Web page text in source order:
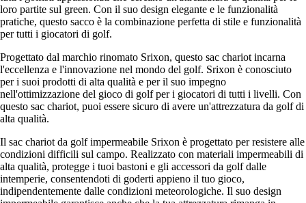
loro partite sul green. Con il suo design elegante e le funzionalità
pratiche, questo sacco è la combinazione perfetta di stile e funzionalità
per tutti i giocatori di golf.
Progettato dal marchio rinomato Srixon, questo sac chariot incarna
l'eccellenza e l'innovazione nel mondo del golf. Srixon è conosciuto
per i suoi prodotti di alta qualità e per il suo impegno
nell'ottimizzazione del gioco di golf per i giocatori di tutti i livelli. Con
questo sac chariot, puoi essere sicuro di avere un'attrezzatura da golf di
alta qualità.
Il sac chariot da golf impermeabile Srixon è progettato per resistere alle
condizioni difficili sul campo. Realizzato con materiali impermeabili di
alta qualità, protegge i tuoi bastoni e gli accessori da golf dalle
intemperie, consentendoti di goderti appieno il tuo gioco,
indipendentemente dalle condizioni meteorologiche. Il suo design